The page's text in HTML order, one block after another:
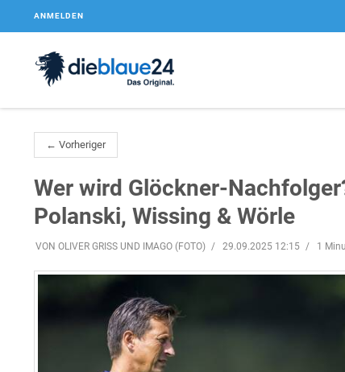
ANMELDEN
← Vorheriger
Wer wird Glöckner-
Polanski, Wissing & Wörle
VON OLIVER GRISS UND IMAGO (FOTO) 29.09.2025 12:15 1